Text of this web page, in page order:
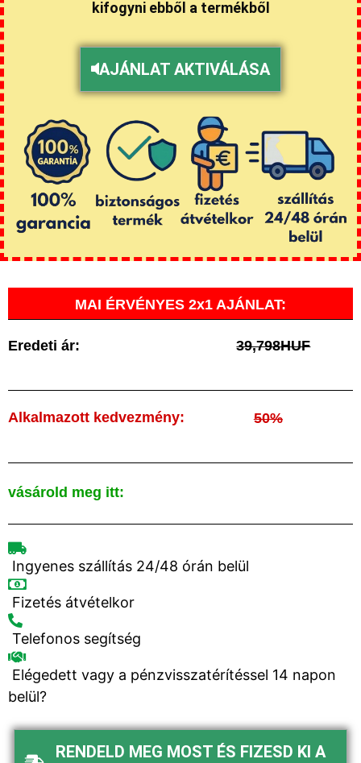
kifogyni ebből a termékből
AJÁNLAT AKTIVÁLÁSA
MAI ÉRVÉNYES 2x1 AJÁNLAT:
Eredeti ár: 39,798HUF
Alkalmazott kedvezmény: 50%
vásárold meg itt:
Ingyenes szállítás 24/48 órán belül
Fizetés átvételkor
Telefonos segítség
Elégedett vagy a pénzvisszatérítéssel 14 napon
belül?
RENDELD MEG MOST ÉS FIZESD KI A